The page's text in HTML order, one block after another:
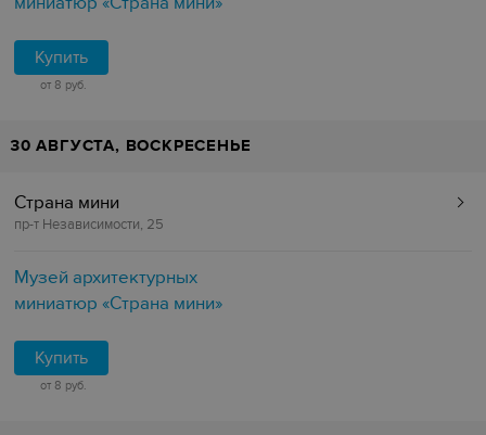
Купить
от 8 руб.
30 АВГУСТА, ВОСКРЕСЕНЬЕ
Страна мини
пр-т Независимости, 25
Музей архитектурных
миниатюр «Страна мини»
Купить
от 8 руб.